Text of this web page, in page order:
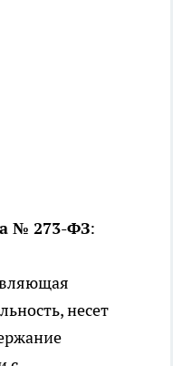
№ 273-ФЗ:
несет